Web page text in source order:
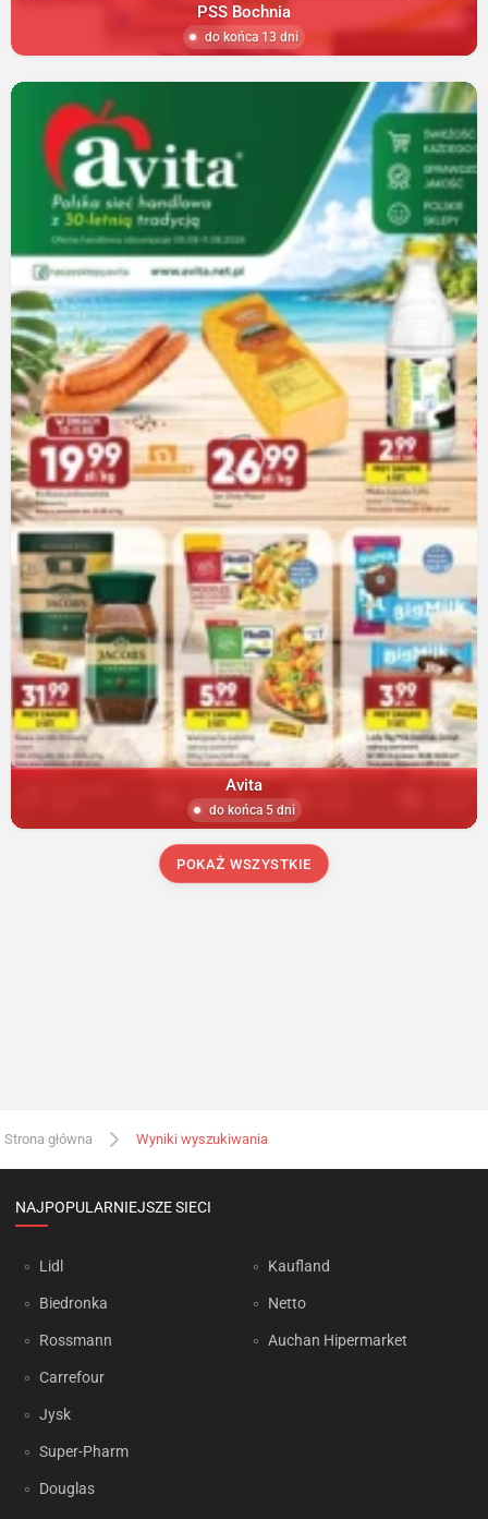
PSS Bochnia
do końca 13 dni
Avita
do końca 5 dni
POKAŻ WSZYSTKIE
Strona główna Wyniki wyszukiwania
NAJPOPULARNIEJSZE SIECI
Lidl
Biedronka
Rossmann
Carrefour
Jysk
Super-Pharm
Douglas
Kaufland
Netto
Auchan Hipermarket